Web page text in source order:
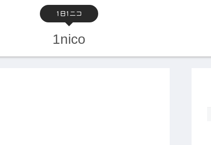
1日1ニコ
1nico